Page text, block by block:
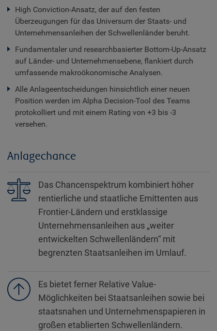
High Conviction-Ansatz, der auf den festen
Überzeugungen für das Universum der Staats- und
Unternehmensanleihen der Schwellenländer beruht.
Fundamentaler und researchbasierter Bottom-Up-Ansatz
auf Länder- und Unternehmensebene, flankiert durch
umfassende makroökonomische Analysen.
Alle Anlageentscheidungen hinsichtlich einer neuen
Position werden im Alpha Decision-Tool des Teams
protokolliert und mit einem Rating von +3 bis -3
versehen.
Anlagechance
Das Chancenspektrum kombiniert höher
rentierliche und staatliche Emittenten aus
Frontier-Ländern und erstklassige
Unternehmensanleihen aus „weiter
entwickelten Schwellenländern“ mit
begrenzten Staatsanleihen im Umlauf.
Es bietet ferner Relative Value-
Möglichkeiten bei Staatsanleihen sowie bei
staatsnahen und Unternehmenspapieren in
großen etablierten Schwellenländern.